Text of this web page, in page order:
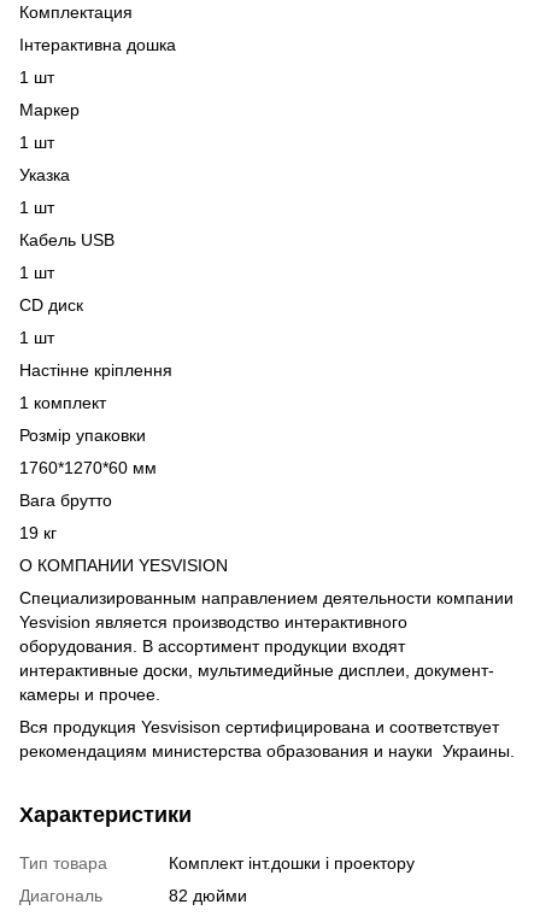
Комплектация
Інтерактивна дошка
1 шт
Маркер
1 шт
Указка
1 шт
Кабель USB
1 шт
CD диск
1 шт
Настінне кріплення
1 комплект
Розмір упаковки
1760*1270*60 мм
Вага брутто
19 кг
О КОМПАНИИ YESVISION
Специализированным направлением деятельности компании
Yesvision является производство интерактивного
оборудования. В ассортимент продукции входят
интерактивные доски, мультимедийные дисплеи, документ-
камеры и прочее.
Вся продукция Yesvisison сертифицирована и соответствует
рекомендациям министерства образования и науки Украины.
Характеристики
Тип товара
Комплект інт.дошки і проектору
Диагональ
82 дюйми